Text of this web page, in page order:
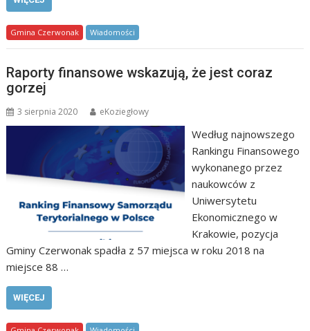
Gmina Czerwonak Wiadomości
Raporty finansowe wskazują, że jest coraz
gorzej
3 sierpnia 2020 eKoziegłowy
Według najnowszego
Rankingu Finansowego
wykonanego przez
naukowców z
Uniwersytetu
Ekonomicznego w
Krakowie, pozycja
Gminy Czerwonak spadła z 57 miejsca w roku 2018 na
miejsce 88 …
WIĘCEJ